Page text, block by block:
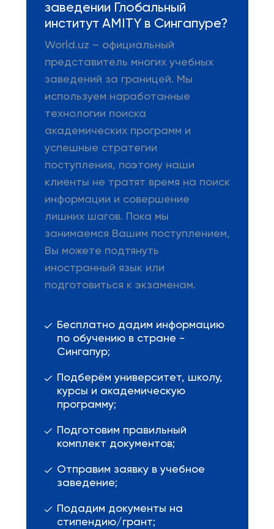
заведении Глобальный
институт AMITY в Сингапуре?
World.uz – официальный
представитель многих учебных
заведений за границей. Мы
используем наработанные
технологии поиска
академических программ и
успешные стратегии
поступления, поэтому наши
клиенты не тратят время на поиск
информации и совершение
лишних шагов. Пока мы
занимаемся Вашим поступлением,
Вы можете подтянуть
иностранный язык или
подготовиться к экзаменам.
Бесплатно дадим информацию
по обучению в стране -
Сингапур;
Подберём университет, школу,
курсы и академическую
программу;
Подготовим правильный
комплект документов;
Отправим заявку в учебное
заведение;
Подадим документы на
стипендию/грант;